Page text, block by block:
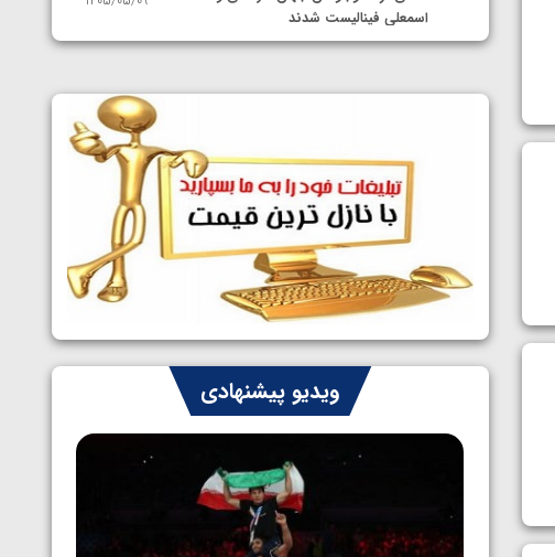
اسمعلی فینالیست شدند
نمایندگان ایران مشخص شدند
سوم برای ایران
1405/05/07
ایران چشم به راه چهار مدال در پنج وزن
دوم کشتی فرنگی نوجوانان جهان
1405/05/06
ویدیو پیشنهادی